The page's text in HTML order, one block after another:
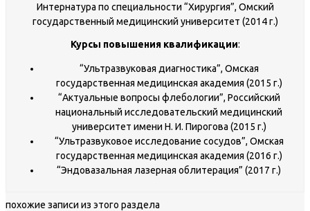
Интернатура по специальности “Хирургия”, Омский
государственный медицинский университет (2014 г.)
Курсы повышения квалификации:
“Ультразвуковая диагностика”, Омская
государственная медицинская академия (2015 г.)
“Актуальные вопросы флебологии”, Российский
национальный исследовательский медицинский
университет имени Н. И. Пирогова (2015 г.)
“Ультразвуковое исследование сосудов”, Омская
государственная медицинская академия (2016 г.)
“Эндовазальная лазерная облитерация” (2017 г.)
похожие записи из этого раздела